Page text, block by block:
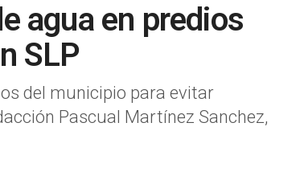
agua en predios
SLP
del municipio para evitar
Pascual Martínez Sanchez,